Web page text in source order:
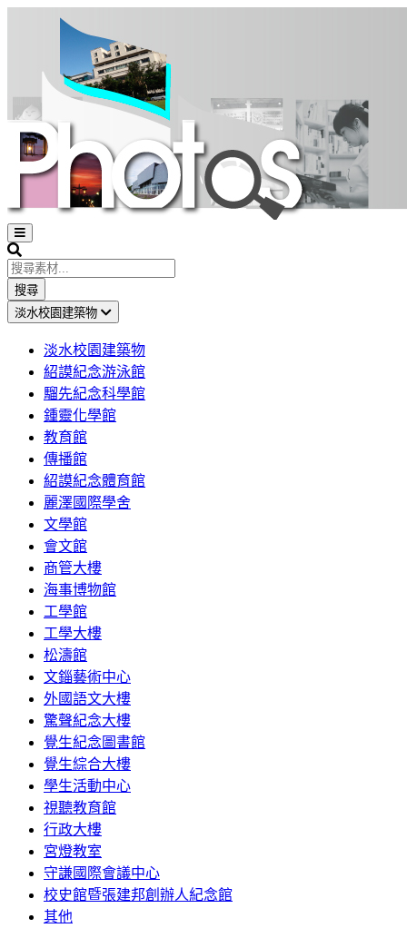
Open
sidebar
Search
搜尋
淡水校園建築物
淡水校園建築物
紹謨紀念游泳館
騮先紀念科學館
鍾靈化學館
教育館
傳播館
紹謨紀念體育館
麗澤國際學舍
文學館
會文館
商管大樓
海事博物館
工學館
工學大樓
松濤館
文錙藝術中心
外國語文大樓
驚聲紀念大樓
覺生紀念圖書館
覺生綜合大樓
學生活動中心
視聽教育館
行政大樓
宮燈教室
守謙國際會議中心
校史館暨張建邦創辦人紀念館
其他